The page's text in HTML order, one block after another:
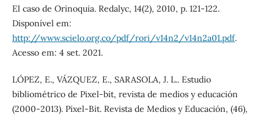
El caso de Orinoquia. Redalyc, 14(2), 2010, p. 121-122.
Disponível em:
http://www.scielo.org.co/pdf/rori/v14n2/v14n2a01.pdf.
Acesso em: 4 set. 2021.
LÓPEZ, E., VÁZQUEZ, E., SARASOLA, J. L.. Estudio
bibliométrico de Pixel-bit, revista de medios y educación
(2000-2013). Pixel-Bit. Revista de Medios y Educación, (46),